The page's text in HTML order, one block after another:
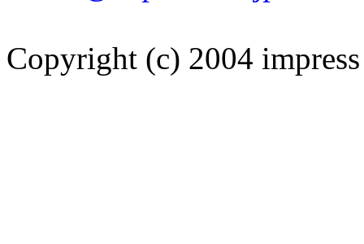
Copyright (c) 2004